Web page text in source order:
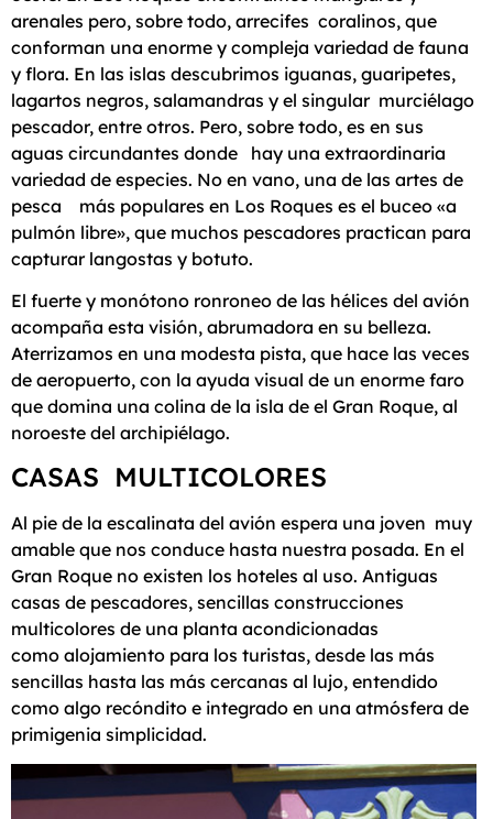
arenales pero, sobre todo, arrecifes coralinos, que
conforman una enorme y compleja variedad de fauna
y flora. En las islas descubrimos iguanas, guaripetes,
lagartos negros, salamandras y el singular murciélago
pescador, entre otros. Pero, sobre todo, es en sus
aguas circundantes donde hay una extraordinaria
variedad de especies. No en vano, una de las artes de
pesca más populares en Los Roques es el buceo «a
pulmón libre», que muchos pescadores practican para
capturar langostas y botuto.
El fuerte y monótono ronroneo de las hélices del avión
acompaña esta visión, abrumadora en su belleza.
Aterrizamos en una modesta pista, que hace las veces
de aeropuerto, con la ayuda visual de un enorme faro
que domina una colina de la isla de el Gran Roque, al
noroeste del archipiélago.
CASAS MULTICOLORES
Al pie de la escalinata del avión espera una joven muy
amable que nos conduce hasta nuestra posada. En el
Gran Roque no existen los hoteles al uso. Antiguas
casas de pescadores, sencillas construcciones
multicolores de una planta acondicionadas
como alojamiento para los turistas, desde las más
sencillas hasta las más cercanas al lujo, entendido
como algo recóndito e integrado en una atmósfera de
primigenia simplicidad.